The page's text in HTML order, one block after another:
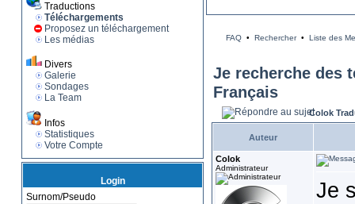
Traductions
Téléchargements
Proposez un téléchargement
Les médias
Divers
Galerie
Sondages
La Team
Infos
Statistiques
Votre Compte
Login
Surnom/Pseudo
FAQ• Rechercher• Liste des
Je recherche des
Français
Colok
Auteur
Colok
Administrateur
Je